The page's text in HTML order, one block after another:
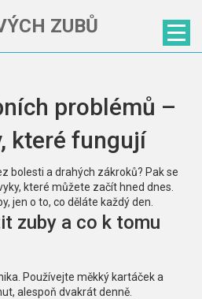
ZUBŮ
problémů –
které fungují
bolesti a drahých zákroků? Pak se
které můžete začít hned dnes.
jen o to, co děláte každý den.
zuby a co k tomu
Používejte měkký kartáček a
alespoň dvakrát denně.